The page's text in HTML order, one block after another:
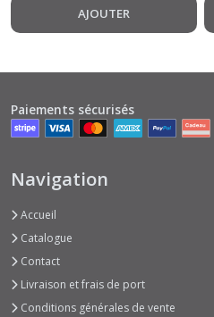
AJOUTER
Paiements sécurisés
Navigation
Accueil
Catalogue
Contact
Livraison et frais de port
Conditions générales de vente